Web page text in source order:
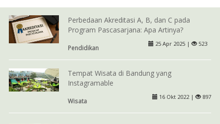
Perbedaan Akreditasi A, B, dan C pada
Program Pascasarjana: Apa Artinya?
Pendidikan
25 Apr 2025 | 523
Tempat Wisata di Bandung yang
Instagramable
Wisata
16 Okt 2022 | 897